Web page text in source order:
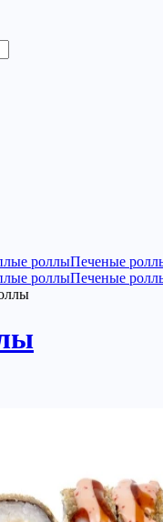
роллыПеченые
роллыПеченые